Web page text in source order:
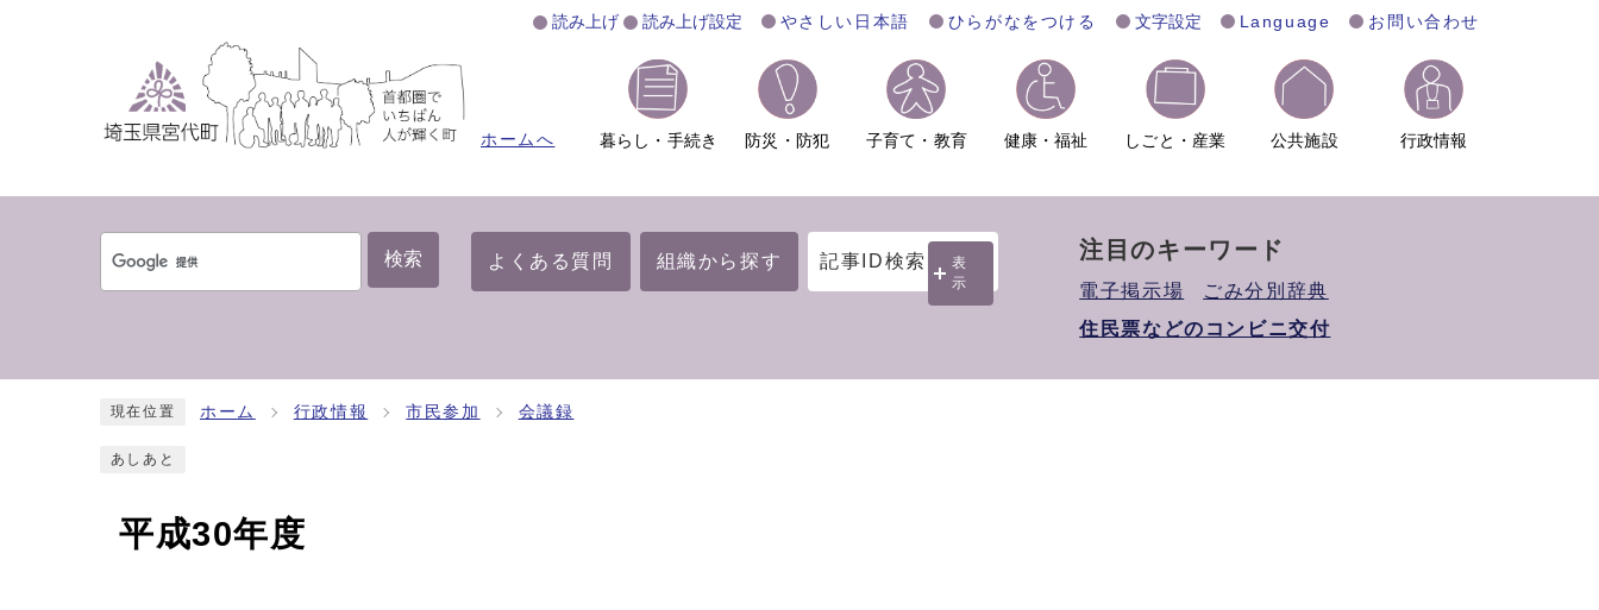
読み上げ 読み上げ設定 やさしい日本語 ひらがなをつける 文字設定 Language お問い合わせ
ホームへ 暮らし・手続き 防災・防犯 子育て・教育 健康・福祉 しごと・産業 公共施設 行政情報
検索 よくある質問 組織から探す 記事ID検索
表
示
注目のキーワード
電子掲示場
ごみ分別辞典
住民票などのコンビニ交付
現在位置 ホーム 行政情報 市民参加 会議録
あしあと
平成30年度